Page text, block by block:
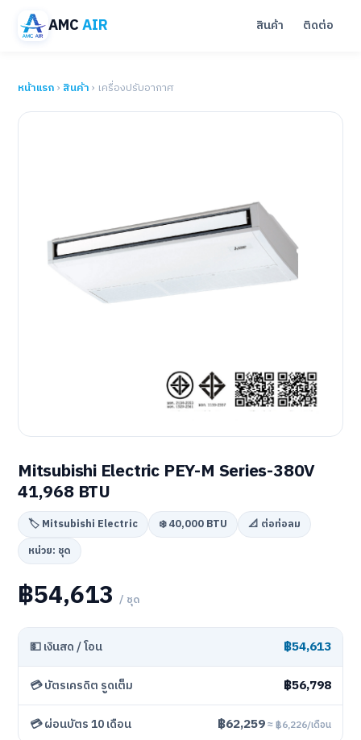
AMCAIR สินค้า ติดต่อ
หน้าแรก› สินค้า› เครื่องปรับอากาศ
Mitsubishi Electric PEY-M Series-380V
41,968 BTU
🏷️ Mitsubishi Electric ❄️ 40,000 BTU
📐 ต่อท่อลม
หน่วย: ชุด
฿54,613 / ชุด
💵 เงินสด / โอน ฿54,613
💳 บัตรเครดิต รูดเต็ม ฿56,798
💳 ผ่อนบัตร 10 เดือน ฿62,259≈ ฿6,226/เดือน